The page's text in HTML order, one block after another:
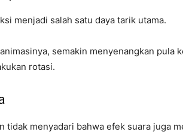
menjadi salah satu daya tarik utama.
semakin menyenangkan pula
rotasi.
tidak menyadari bahwa efek suara juga